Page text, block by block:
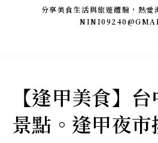
分享美食生活與旅遊體驗，熱愛
【逢甲美食】
景點。逢甲夜